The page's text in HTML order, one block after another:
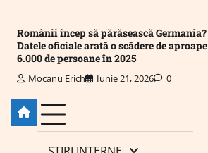
Românii încep să părăsească Germania?
Datele oficiale arată o scădere de aproape
6.000 de persoane în 2025
Mocanu Erich Iunie 21, 2026 0